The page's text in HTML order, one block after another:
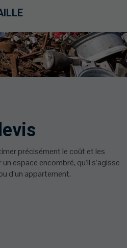
précisément le coût et les
espace encombré, qu’il s’agisse
d’un appartement.